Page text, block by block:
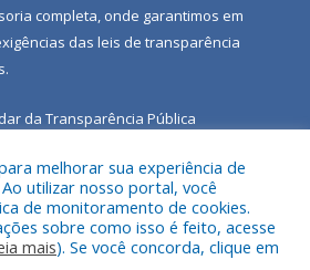
completa, onde garantimos em
das leis de transparência
da Transparência Pública
a Câmara Municipal de Porto de
Moz.
melhorar sua experiência de
utilizar nosso portal, você
de monitoramento de cookies.
sobre como isso é feito, acesse
mais). Se você concorda, clique em